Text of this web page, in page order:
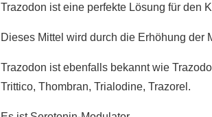
Trazodon ist eine perfekte Lösung für den
Dieses Mittel wird durch die Erhöhung der
Trazodon ist ebenfalls bekannt wie
Trittico, Thombran, Trialodine, Trazorel.